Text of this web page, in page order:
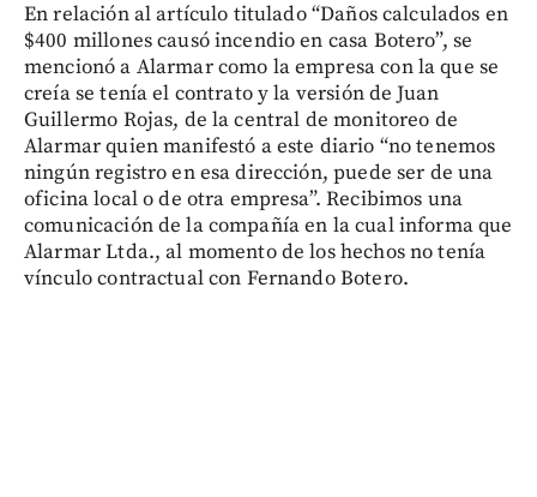
En relación al artículo titulado “Daños calculados en
$400 millones causó incendio en casa Botero”, se
mencionó a Alarmar como la empresa con la que se
creía se tenía el contrato y la versión de Juan
Guillermo Rojas, de la central de monitoreo de
Alarmar quien manifestó a este diario “no tenemos
ningún registro en esa dirección, puede ser de una
oficina local o de otra empresa”. Recibimos una
comunicación de la compañía en la cual informa que
Alarmar Ltda., al momento de los hechos no tenía
vínculo contractual con Fernando Botero.